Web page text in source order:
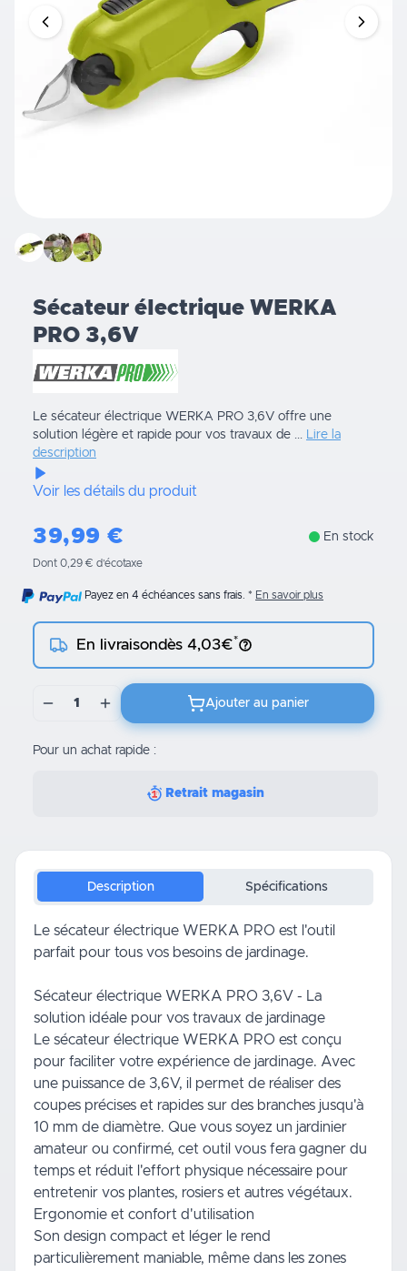
Sécateur électrique WERKA
PRO 3,6V
Le sécateur électrique WERKA PRO 3,6V offre une
solution légère et rapide pour vos travaux de ... Lire la
description
Voir les détails du produit
39,99 € En stock
Dont 0,29 € d’écotaxe
Payez en 4 échéances sans frais. En savoir plus
En livraisondès 4,03€*
1 Ajouter au panier
Pour un achat rapide :
Retrait magasin
Description Spécifications
Le sécateur électrique WERKA PRO est l'outil
parfait pour tous vos besoins de jardinage.
Sécateur électrique WERKA PRO 3,6V - La
solution idéale pour vos travaux de jardinage
Le sécateur électrique WERKA PRO est conçu
pour faciliter votre expérience de jardinage. Avec
une puissance de 3,6V, il permet de réaliser des
coupes précises et rapides sur des branches jusqu'à
10 mm de diamètre. Que vous soyez un jardinier
amateur ou confirmé, cet outil vous fera gagner du
temps et réduit l'effort physique nécessaire pour
entretenir vos plantes, rosiers et autres végétaux.
Ergonomie et confort d'utilisation
Son design compact et léger le rend
particulièrement maniable, même dans les zones